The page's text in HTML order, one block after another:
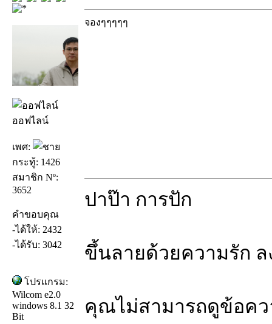
ออฟไลน์
เพศ:
กระทู้: 1426
สมาชิก Nº:
3652
คำขอบคุณ
-ได้ให้: 2432
-ได้รับ: 3042
โปรแกรม:
Wilcom e2.0
windows 8.1 32
Bit
จองๆๆๆๆๆ
ปาป๊า การปัก
ขึ้นลายด้วยความรัก
คุณไม่สามารถดูข้อค